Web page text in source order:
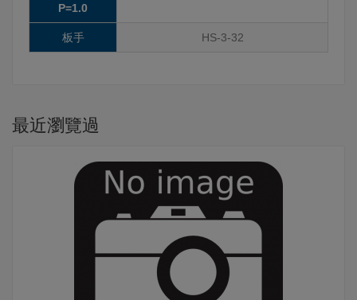
P=1.0
板手 HS-3-32
最近瀏覽過